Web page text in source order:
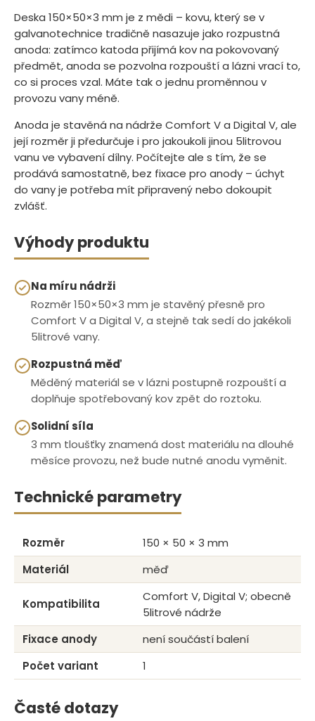
Deska 150×50×3 mm je z mědi – kovu, který se v
galvanotechnice tradičně nasazuje jako rozpustná
anoda: zatímco katoda přijímá kov na pokovovaný
předmět, anoda se pozvolna rozpouští a lázni vrací to,
co si proces vzal. Máte tak o jednu proměnnou v
provozu vany méně.
Anoda je stavěná na nádrže Comfort V a Digital V, ale
její rozměr ji předurčuje i pro jakoukoli jinou 5litrovou
vanu ve vybavení dílny. Počítejte ale s tím, že se
prodává samostatně, bez fixace pro anody – úchyt
do vany je potřeba mít připravený nebo dokoupit
zvlášť.
Výhody produktu
Na míru nádrži
Rozměr 150×50×3 mm je stavěný přesně pro
Comfort V a Digital V, a stejně tak sedí do jakékoli
5litrové vany.
Rozpustná měď
Měděný materiál se v lázni postupně rozpouští a
doplňuje spotřebovaný kov zpět do roztoku.
Solidní síla
3 mm tloušťky znamená dost materiálu na dlouhé
měsíce provozu, než bude nutné anodu vyměnit.
Technické parametry
Rozměr
150 × 50 × 3 mm
Materiál
měď
Kompatibilita
Comfort V, Digital V; obecně
5litrové nádrže
Fixace anody
není součástí balení
Počet variant
1
Časté dotazy